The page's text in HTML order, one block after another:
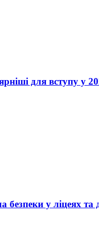
для вступу у
у ліцеях та